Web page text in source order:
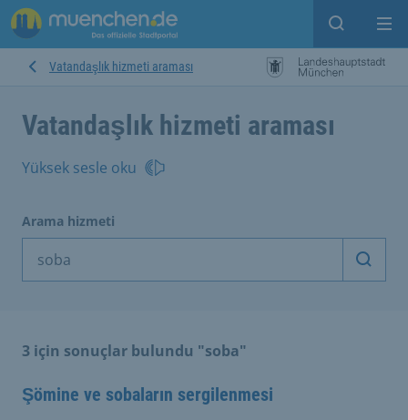
Open
Vatandaşlık hizmeti araması
Vatandaşlık hizmeti araması
Yüksek sesle oku
Arama hizmeti
3 için sonuçlar bulundu "soba"
Şömine ve sobaların sergilenmesi